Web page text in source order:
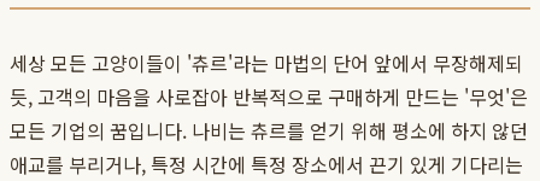
세상 모든 고양이들이 '츄르'라는 마법의 단어 앞에서 무장해제되
듯, 고객의 마음을 사로잡아 반복적으로 구매하게 만드는 '무엇'은
모든 기업의 꿈입니다. 나비는 츄르를 얻기 위해 평소에 하지 않던
애교를 부리거나, 특정 시간에 특정 장소에서 끈기 있게 기다리는